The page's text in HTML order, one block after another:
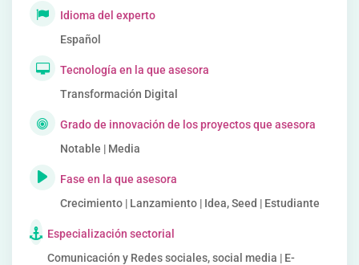
Idioma del experto
Español
Tecnología en la que asesora
Transformación Digital
Grado de innovación de los proyectos que asesora
Notable | Media
Fase en la que asesora
Crecimiento | Lanzamiento | Idea, Seed | Estudiante
Especialización sectorial
Comunicación y Redes sociales, social media | E-